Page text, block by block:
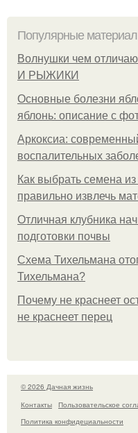
Популярные
Волнушки чем
И РЫЖИКИ
Основные болезни
яблонь: описание с
Аркоксиа:
воспалительных
Как выбрать семена
правильно извлечь
Отличная клубника
подготовки почвы
Схема Тихельмана
Тихельмана?
Почему не краснеет
не краснеет перец
© 2026 Дачная жизнь
Контакты
Пользовательское
Политика конфидециальности